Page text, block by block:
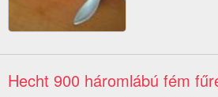
Hecht 900 háromlábú fém